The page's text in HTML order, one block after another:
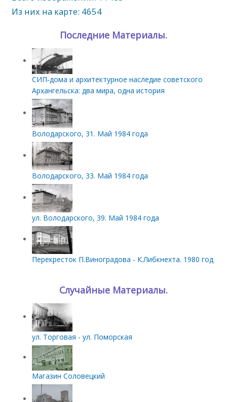
Из них на карте: 4654
Последние Материалы.
СИП‑дома и архитектурное наследие советского
Архангельска: два мира, одна история
Володарского, 31. Май 1984 года
Володарского, 33. Май 1984 года
ул. Володарского, 39. Май 1984 года
Перекресток П.Виноградова - К.Либкнехта. 1980 год
Случайные Материалы.
ул. Торговая - ул. Поморская
Магазин Соловецкий